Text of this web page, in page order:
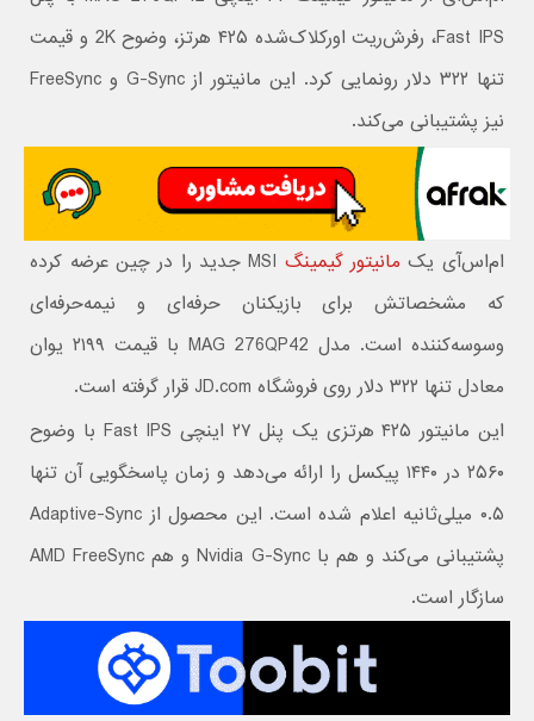
Fast IPS، رفرش‌ریت اورکلاک‌شده ۴۲۵ هرتز، وضوح 2K و قیمت
تنها ۳۲۲ دلار رونمایی کرد. این مانیتور از G-Sync و FreeSync
نیز پشتیبانی می‌کند.
ام‌اس‌آی یک مانیتور گیمینگ
MSI جدید را در چین عرضه کرده
که مشخصاتش برای بازیکنان حرفه‌ای و نیمه‌حرفه‌ای
وسوسه‌کننده است. مدل MAG 276QP42 با قیمت ۲۱۹۹ یوان
معادل تنها ۳۲۲ دلار روی فروشگاه JD.com قرار گرفته است.
این مانیتور ۴۲۵ هرتزی یک پنل ۲۷ اینچی Fast IPS با وضوح
۲۵۶۰ در ۱۴۴۰ پیکسل را ارائه می‌دهد و زمان پاسخگویی آن تنها
۰.۵ میلی‌ثانیه اعلام شده است. این محصول از Adaptive-Sync
پشتیبانی می‌کند و هم با Nvidia G-Sync و هم AMD FreeSync
سازگار است.